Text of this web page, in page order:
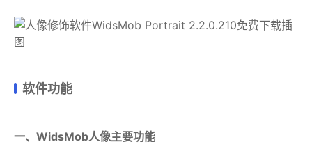
软件功能
一、WidsMob人像主要功能